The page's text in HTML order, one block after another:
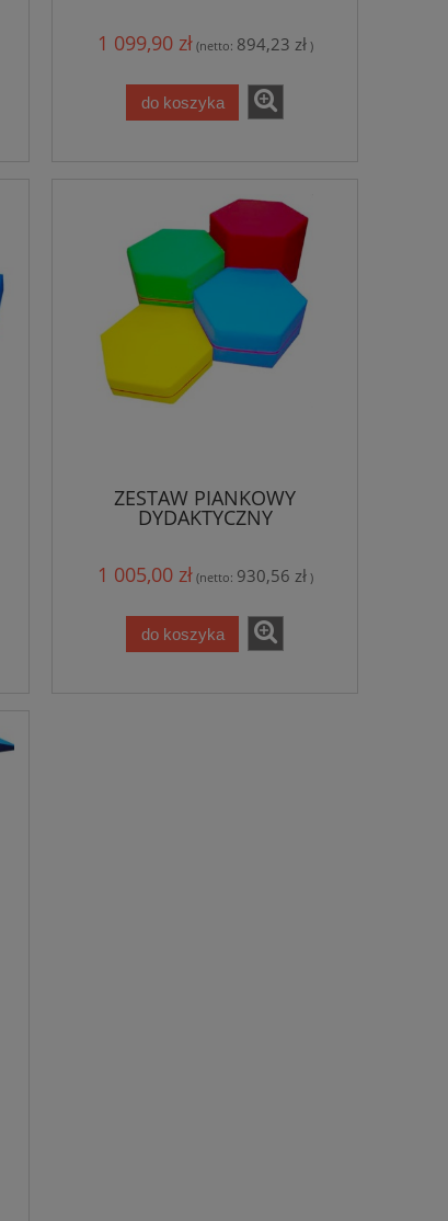
1 099,90 zł (netto: 894,23 zł)
do koszyka
ZESTAW PIANKOWY
DYDAKTYCZNY
1 005,00 zł (netto: 930,56 zł)
do koszyka